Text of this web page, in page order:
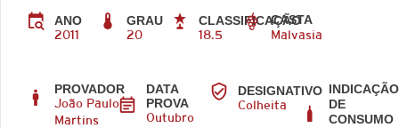
ANO
2011
GRAU
20
CLASSIFICAÇÃO
18.5
CASTA
Malvasia
PROVADOR
João Paulo
Martins
DATA
PROVA
Outubro
DESIGNATIVO
Colheita
INDICAÇÃO
DE
CONSUMO